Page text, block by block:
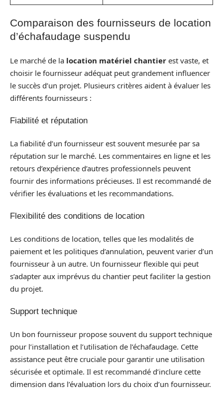
Comparaison des fournisseurs de location
d’échafaudage suspendu
Le marché de la location matériel chantier est vaste, et
choisir le fournisseur adéquat peut grandement influencer
le succès d’un projet. Plusieurs critères aident à évaluer les
différents fournisseurs :
Fiabilité et réputation
La fiabilité d’un fournisseur est souvent mesurée par sa
réputation sur le marché. Les commentaires en ligne et les
retours d’expérience d’autres professionnels peuvent
fournir des informations précieuses. Il est recommandé de
vérifier les évaluations et les recommandations.
Flexibilité des conditions de location
Les conditions de location, telles que les modalités de
paiement et les politiques d’annulation, peuvent varier d’un
fournisseur à un autre. Un fournisseur flexible qui peut
s’adapter aux imprévus du chantier peut faciliter la gestion
du projet.
Support technique
Un bon fournisseur propose souvent du support technique
pour l’installation et l’utilisation de l’échafaudage. Cette
assistance peut être cruciale pour garantir une utilisation
sécurisée et optimale. Il est recommandé d’inclure cette
dimension dans l’évaluation lors du choix d’un fournisseur.